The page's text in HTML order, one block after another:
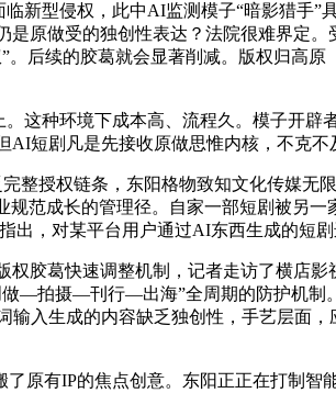
型侵权，此中AI监测模子“暗影猎手”具
原做受的独创性表达？法院很难界定。
后续的胶葛就会显著削减。版权归高原
这种环境下成本高、流程久。模子开辟
短剧凡是先接收原做思惟内核，不克不
授权链条，东阳格物致知文化传媒无
范成长的管理径。自家一部短剧被另一
出，对某平台用户通过AI东西生成的短剧
胶葛快速调整机制，记者走访了横店影
做—拍摄—刊行—出海”全周期的防护机制
入生成的内容缺乏独创性，手艺层面，
原有IP的焦点创意。东阳正正在打制智